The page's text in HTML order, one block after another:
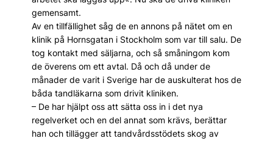
gemensamt.
Av en tillfällighet såg de en annons på nätet om en
klinik på Hornsgatan i Stockholm som var till salu. De
tog kontakt med säljarna, och så småningom kom
de överens om ett avtal. Då och då under de
månader de varit i Sverige har de auskulterat hos de
båda tandläkarna som drivit kliniken.
– De har hjälpt oss att sätta oss in i det nya
regelverket och en del annat som krävs, berättar
han och tillägger att tandvårdsstödets skog av